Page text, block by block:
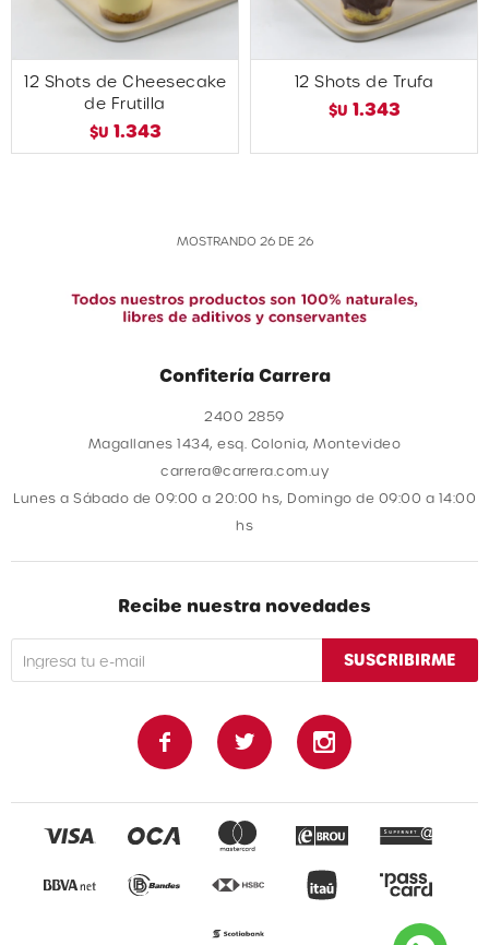
12 Shots de Cheesecake
de Frutilla
$U 1.343
12 Shots de Trufa
$U 1.343
MOSTRANDO 26DE 26
Confitería Carrera
2400 2859
Magallanes 1434, esq. Colonia, Montevideo
carrera@carrera.com.uy
Lunes a Sábado de 09:00 a 20:00 hs, Domingo de 09:00 a 14:00
hs
Recibe nuestra novedades
SUSCRIBIRME
  